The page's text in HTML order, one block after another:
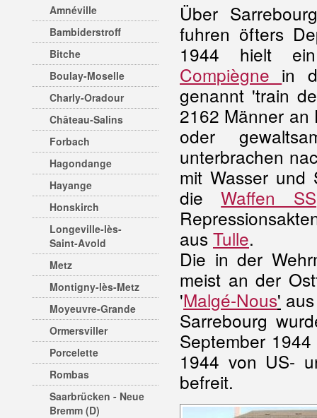
Amnéville
Bambiderstroff
Bitche
Boulay-Moselle
Charly-Oradour
Château-Salins
Forbach
Hagondange
Hayange
Honskirch
Longeville-lès-
Saint-Avold
Metz
Montigny-lès-Metz
Moyeuvre-Grande
Ormersviller
Porcelette
Rombas
Saarbrücken - Neue
Bremm (D)
Über
fuhren öfters
1944 hielt ein
Compiègne in
genannt 'train
2162 Männer an
oder
unterbrachen
mit Wasser und
dieWaffen SS
aus Tulle.
Die in der
meist an der
'Malgé-Nous'
Sarrebourg
September
1944 von US-
befreit.